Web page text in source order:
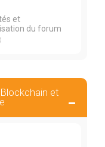
et
du forum
et